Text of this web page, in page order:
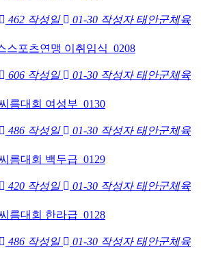
462 작성일 01-30 작성자 태안군체육
스포츠연맹 이취임식_0208
606 작성일 01-30 작성자 태안군체육
름대회 여성부_0130
486 작성일 01-30 작성자 태안군체육
름대회 백두급_0129
420 작성일 01-30 작성자 태안군체육
름대회 한라급_0128
486 작성일 01-30 작성자 태안군체육